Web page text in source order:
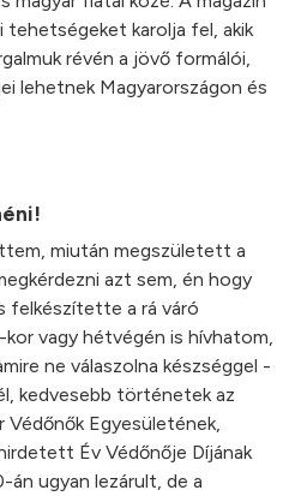
tehetségeket karolja fel, akik
révén a jövő formálói,
lehetnek Magyarországon és
miután megszületett a
azt sem, én hogy
felkészítette a rá váró
vagy hétvégén is hívhatom,
ne válaszolna készséggel -
kedvesebb történetek az
Védőnők Egyesületének,
Év Védőnője Díjának
án ugyan lezárult, de a